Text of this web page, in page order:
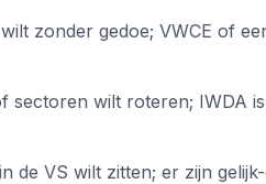
zonder gedoe; VWCE of
sectoren wilt roteren; IWDA
de VS wilt zitten; er zijn